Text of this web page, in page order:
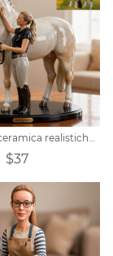
Statuette in ceramica realistiche di persone e cavalli realizzate su misura
$37